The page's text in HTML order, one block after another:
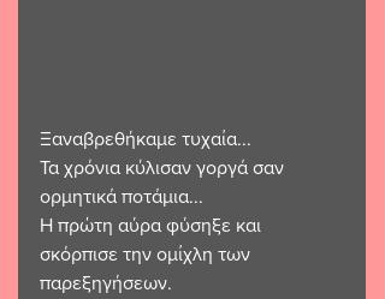
Ξαναβρεθήκαμε τυχαία...
Τα χρόνια κύλισαν γοργά σαν
ορμητικά ποτάμια...
Η πρώτη αύρα φύσηξε και
σκόρπισε την ομίχλη των
παρεξηγήσεων.